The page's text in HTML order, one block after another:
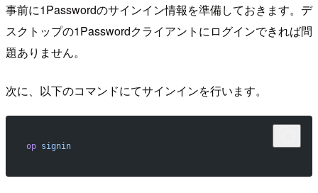
事前に1Passwordのサインイン情報を準備しておきます。デ
スクトップの1Passwordクライアントにログインできれば問
題ありません。
次に、以下のコマンドにてサインインを行います。
op signin